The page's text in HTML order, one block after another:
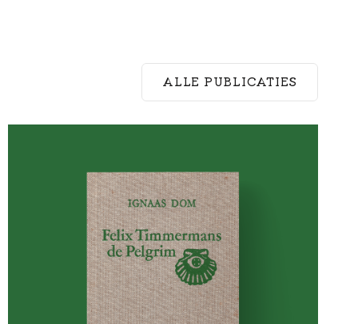
ALLE PUBLICATIES